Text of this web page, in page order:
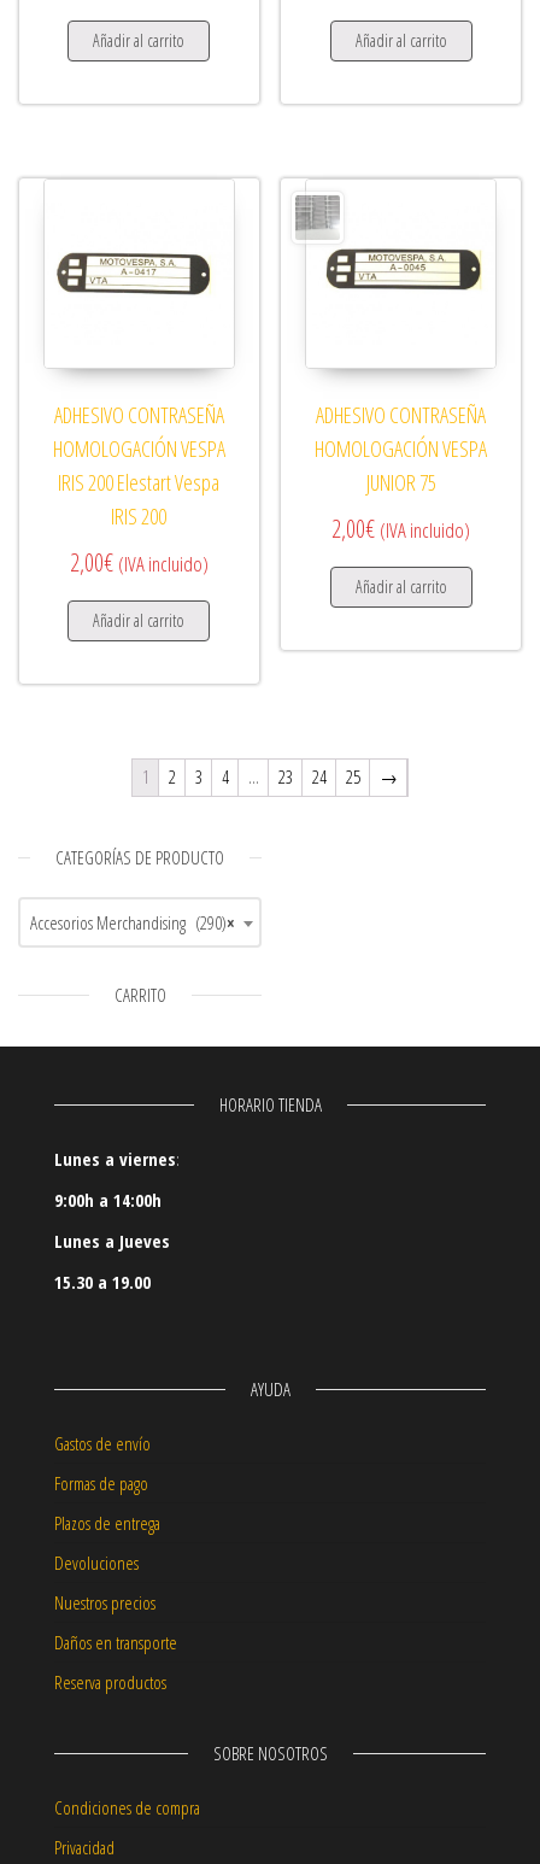
Añadir al carrito Añadir al carrito
ADHESIVO CONTRASEÑA
HOMOLOGACIÓN VESPA
IRIS 200 Elestart Vespa
IRIS 200
2,00€ (IVA incluido)
Añadir al carrito
ADHESIVO CONTRASEÑA
HOMOLOGACIÓN VESPA
JUNIOR 75
2,00€ (IVA incluido)
Añadir al carrito
1 2 3 4 … 23 24 25 →
CATEGORÍAS DE PRODUCTO
×
Accesorios Merchandising (290)
CARRITO
HORARIO TIENDA
Lunes a viernes:
9:00h a 14:00h
Lunes a Jueves
15.30 a 19.00
AYUDA
Gastos de envío
Formas de pago
Plazos de entrega
Devoluciones
Nuestros precios
Daños en transporte
Reserva productos
SOBRE NOSOTROS
Condiciones de compra
Privacidad